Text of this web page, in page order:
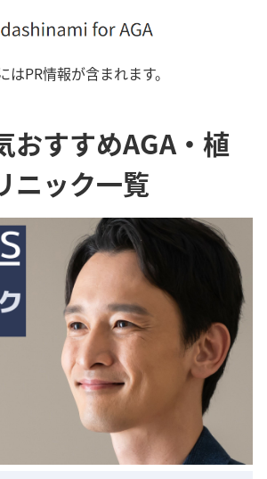
PR情報が含まれます。
おすすめAGA・植
ニック一覧